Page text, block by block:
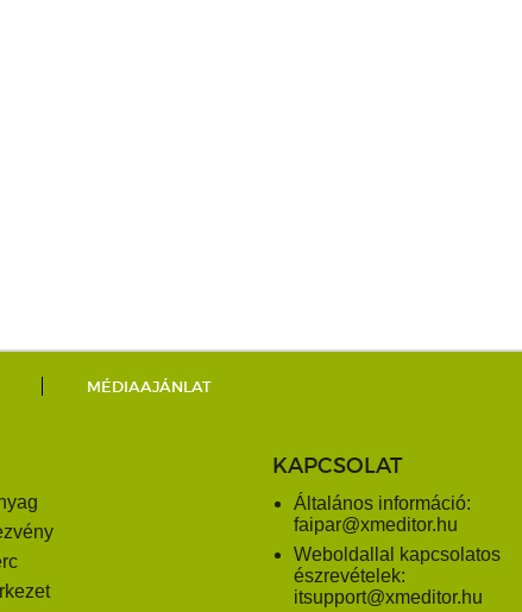
MÉDIAAJÁNLAT
KAPCSOLAT
Általános információ:
faipar@xmeditor.hu
Weboldallal kapcsolatos
észrevételek:
itsupport@xmeditor.hu